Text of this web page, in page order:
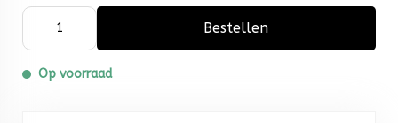
Bestellen
Op voorraad